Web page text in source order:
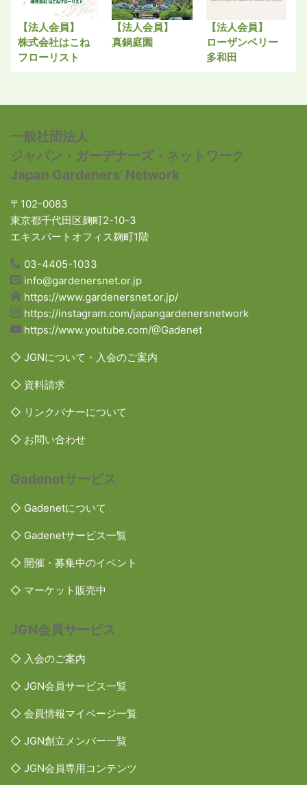
【法人会員】
株式会社はこね
フローリスト
【法人会員】
真鍋庭園
【法人会員】
ローザンベリー
多和田
一般社団法人
ジャパン・ガーデナーズ・ネットワーク
Japan Gardeners’ Network
〒102-0083
東京都千代田区麹町2-10-3
エキスパートオフィス麹町1階
03-4405-1033
info@gardenersnet.or.jp
https://www.gardenersnet.or.jp/
https://instagram.com/japangardenersnetwork
https://www.youtube.com/@Gadenet
◇ JGNについて・入会のご案内
◇ 資料請求
◇ リンクバナーについて
◇ お問い合わせ
Gadenetサービス
◇ Gadenetについて
◇ Gadenetサービス一覧
◇ 開催・募集中のイベント
◇ マーケット販売中
JGN会員サービス
◇ 入会のご案内
◇ JGN会員サービス一覧
◇ 会員情報マイページ一覧
◇ JGN創立メンバー一覧
◇ JGN会員専用コンテンツ